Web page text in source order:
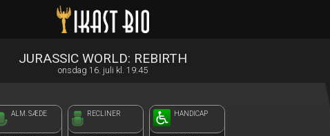
Ikast Bio
JURASSIC WORLD: REBIRTH
onsdag 16. juli kl. 19:45
ALM. SÆDE RECLINER HANDICAP
front05-temp 115244